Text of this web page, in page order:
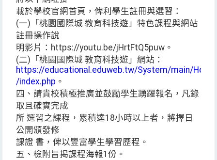
載於學校官網首頁，俾利學生註冊與選習：
(一)「桃園國際城 教育科技遊」特色課程與網站
註冊操作說
明影片：https://youtu.be/jHrtFtQ5puw。
(二)「桃園國際城 教育科技遊」網站：
https://educational.eduweb.tw/System/main/Home
/index.php 。
四、請貴校積極推廣並鼓勵學生踴躍報名，凡錄
取且確實完成
所 選習之課程，累積達18小時以上者，將擇日
公開頒發修
課證 書，俾以豐富學生學習歷程。
五、檢附旨揭課程海報1份。